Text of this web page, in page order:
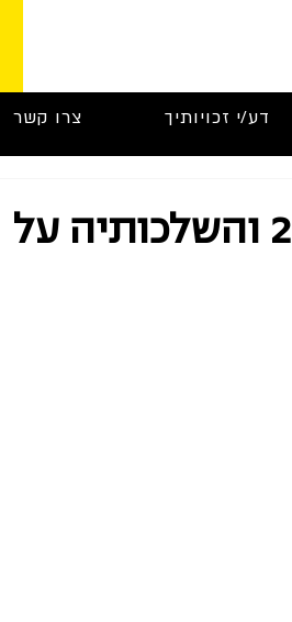
דע/י זכויותיך צרו קשר
גזל כבשת הרש: תקציב 2025 והשלכותיה על